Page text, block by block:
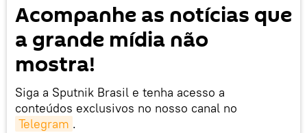
Acompanhe as notícias que
a grande mídia não
mostra!
Siga a Sputnik Brasil e tenha acesso a
conteúdos exclusivos no nosso canal no
Telegram .